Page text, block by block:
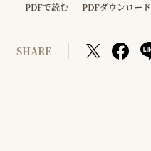
PDFで読む PDFダウンロード
SHARE